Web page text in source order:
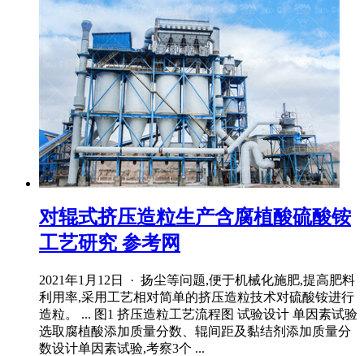
对辊式挤压造粒生产含腐植酸硫酸铵
工艺研究 参考网
2021年1月12日 · 扬尘等问题,便于机械化施肥,提高肥料
利用率,采用工艺相对简单的挤压造粒技术对硫酸铵进行
造粒。 ... 图1 挤压造粒工艺流程图 试验设计 单因素试验
选取腐植酸添加质量分数、辊间距及黏结剂添加质量分
数设计单因素试验,考察3个 ...